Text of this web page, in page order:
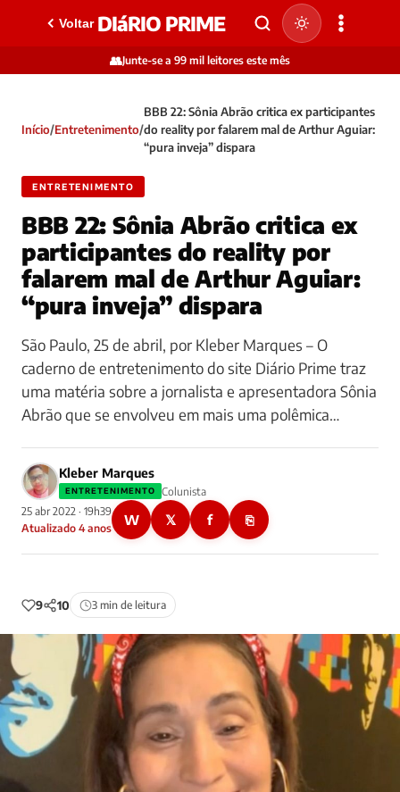
Voltar DIáRIO PRIME
👥Junte-se a 99 mil leitores este mês
Início/Entretenimento/
BBB 22: Sônia Abrão critica ex participantes
do reality por falarem mal de Arthur Aguiar:
“pura inveja” dispara
ENTRETENIMENTO
BBB 22: Sônia Abrão critica ex
participantes do reality por
falarem mal de Arthur Aguiar:
“pura inveja” dispara
São Paulo, 25 de abril, por Kleber Marques – O
caderno de entretenimento do site Diário Prime traz
uma matéria sobre a jornalista e apresentadora Sônia
Abrão que se envolveu em mais uma polêmica…
Kleber Marques
ENTRETENIMENTO
Colunista
25 abr 2022 · 19h39
Atualizado 4 anos
W 𝕏 f ⎘
9 10 3 min de leitura